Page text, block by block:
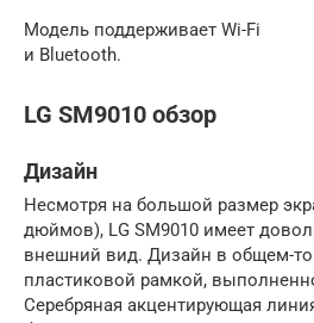
Модель поддерживает Wi-Fi
и Bluetooth.
LG SM9010 обзор
Дизайн
Несмотря на большой размер
дюймов), LG SM9010 имеет
внешний вид. Дизайн в общем-то
пластиковой рамкой,
Серебряная акцентирующая